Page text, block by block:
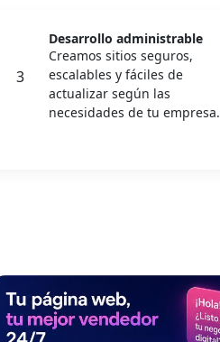
3
Desarrollo administrable
Creamos sitios seguros,
escalables y fáciles de
actualizar según las
necesidades de tu empresa.